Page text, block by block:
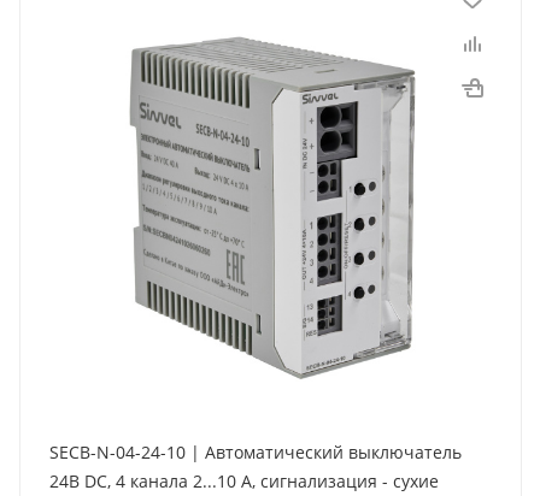
SECB-N-04-24-10 | Автоматический выключатель
24В DC, 4 канала 2...10 А, сигнализация - сухие